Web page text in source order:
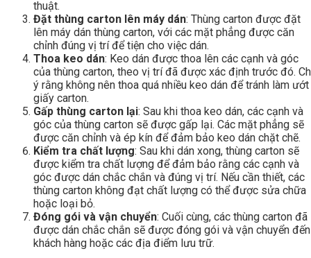
thuật.
Đặt thùng carton lên máy dán: Thùng carton được đặt
lên máy dán thùng carton, với các mặt phẳng được căn
chỉnh đúng vị trí để tiện cho việc dán.
Thoa keo dán: Keo dán được thoa lên các cạnh và góc
của thùng carton, theo vị trí đã được xác định trước đó.
ý rằng không nên thoa quá nhiều keo dán để tránh làm ướt
giấy carton.
Gấp thùng carton lại: Sau khi thoa keo dán, các cạnh và
góc của thùng carton sẽ được gấp lại. Các mặt phẳng sẽ
được căn chỉnh và ép kín để đảm bảo keo dán chặt chẽ.
Kiểm tra chất lượng: Sau khi dán xong, thùng carton sẽ
được kiểm tra chất lượng để đảm bảo rằng các cạnh và
góc được dán chắc chắn và đúng vị trí. Nếu cần thiết, các
thùng carton không đạt chất lượng có thể được sửa chữa
hoặc loại bỏ.
Đóng gói và vận chuyển: Cuối cùng, các thùng carton đã
được dán chắc chắn sẽ được đóng gói và vận chuyển đến
khách hàng hoặc các địa điểm lưu trữ.